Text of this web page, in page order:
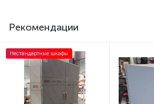
Рекомендации
Нестандартные шкафы